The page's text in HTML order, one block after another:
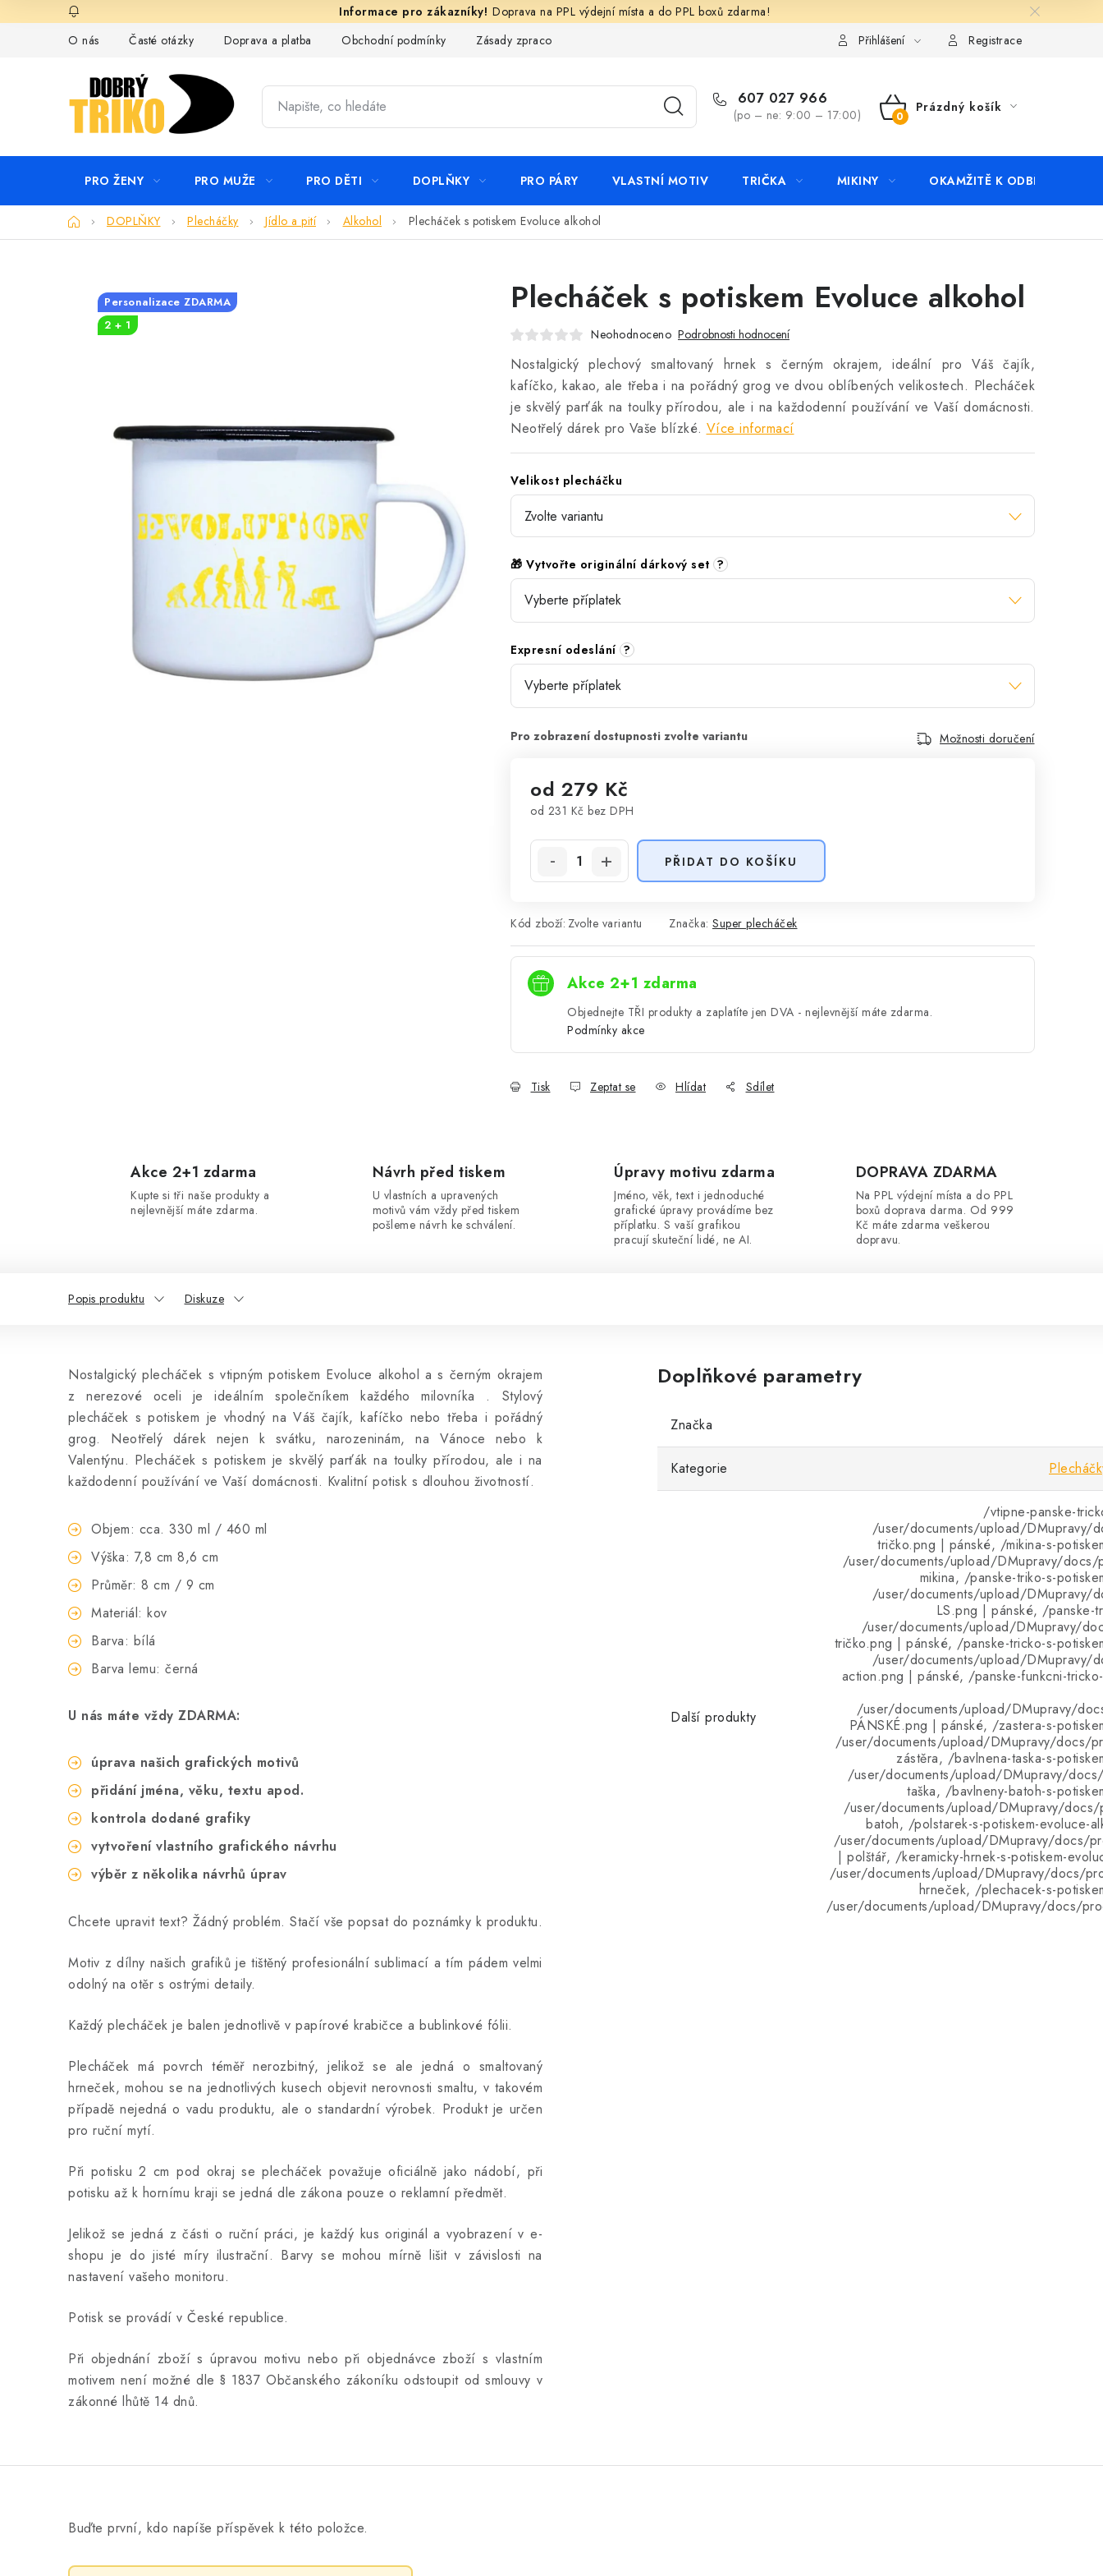
na
Doprava na PPL výdejní místa a do PPL boxů zdarma!
O nás
Časté otázky Doprava a platba Obchodní podmínky Zásady zpracování ochrany osobních údajů KontaktyPřihlášení Registrace
607 027 966
(po – ne: 9:00 – 17:00)
NÁKUPNÍ
Prázdný košík
PRO ŽENY PRO MUŽE PRO DĚTI DOPLŇKY PRO PÁRY VLASTNÍ MOTIV TRIČKA MIKINY OKAMŽITĚ K ODBĚRU
DomůDOPLŇKY Plecháčky Jídlo a pití Alkohol Plecháček s potiskem Evoluce alkohol
Plecháček s potiskem Evoluce alkohol
Neohodnoceno Podrobnosti hodnocení
Nostalgický plechový smaltovaný hrnek s černým okrajem, ideální pro Váš čajík,
kafíčko, kakao, ale třeba i na pořádný grog ve dvou oblíbených velikostech. Plecháček
je skvělý parťák na toulky přírodou, ale i na každodenní používání ve Vaší domácnosti.
Neotřelý dárek pro Vaše blízké. Více informací
Velikost plecháčku
🎁 Vytvořte originální dárkový set ?
Expresní odeslání ?
Možnosti doručení
od 279 Kč
od 231 Kč bez DPH
PŘIDAT DO KOŠÍKU
Kód zboží: Zvolte variantu Značka: Super plecháček
Akce 2+1 zdarma
Objednejte TŘI produkty a zaplatíte jen DVA - nejlevnější máte zdarma.
Podmínky akce
Tisk Zeptat se Hlídat Sdílet
Personalizace ZDARMA
2 + 1
Akce 2+1 zdarma
Kupte si tři naše produkty a
nejlevnější máte zdarma.
Návrh před tiskem
U vlastních a upravených
motivů vám vždy před tiskem
pošleme návrh ke schválení.
Úpravy motivu zdarma
Jméno, věk, text i jednoduché
grafické úpravy provádíme bez
příplatku. S vaší grafikou
pracují skuteční lidé, ne AI.
DOPRAVA ZDARMA
Na PPL výdejní místa a do PPL
boxů doprava darma. Od 999
Kč máte zdarma veškerou
dopravu.
Popis produktu Diskuze
Nostalgický plecháček s vtipným potiskem Evoluce alkohol a s černým okrajem
z nerezové oceli je ideálním společníkem každého milovníka . Stylový
plecháček s potiskem je vhodný na Váš čajík, kafíčko nebo třeba i pořádný
grog. Neotřelý dárek nejen k svátku, narozeninám, na Vánoce nebo k
Valentýnu. Plecháček s potiskem je skvělý parťák na toulky přírodou, ale i na
každodenní používání ve Vaší domácnosti. Kvalitní potisk s dlouhou životností.
Objem: cca. 330 ml / 460 ml
Výška: 7,8 cm 8,6 cm
Průměr: 8 cm / 9 cm
Materiál: kov
Barva: bílá
Barva lemu: černá
U nás máte vždy ZDARMA:
úprava našich grafických motivů
přidání jména, věku, textu apod.
kontrola dodané grafiky
vytvoření vlastního grafického návrhu
výběr z několika návrhů úprav
Chcete upravit text? Žádný problém. Stačí vše popsat do poznámky k produktu.
Motiv z dílny našich grafiků je tištěný profesionální sublimací a tím pádem velmi
odolný na otěr s ostrými detaily.
Každý plecháček je balen jednotlivě v papírové krabičce a bublinkové fólii.
Plecháček má povrch téměř nerozbitný, jelikož se ale jedná o smaltovaný
hrneček, mohou se na jednotlivých kusech objevit nerovnosti smaltu, v takovém
případě nejedná o vadu produktu, ale o standardní výrobek. Produkt je určen
pro ruční mytí.
Při potisku 2 cm pod okraj se plecháček považuje oficiálně jako nádobí, při
potisku až k hornímu kraji se jedná dle zákona pouze o reklamní předmět.
Jelikož se jedná z části o ruční práci, je každý kus originál a vyobrazení v e-
shopu je do jisté míry ilustrační. Barvy se mohou mírně lišit v závislosti na
nastavení vašeho monitoru.
Potisk se provádí v České republice.
Při objednání zboží s úpravou motivu nebo při objednávce zboží s vlastním
motivem není možné dle § 1837 Občanského zákoníku odstoupit od smlouvy v
zákonné lhůtě 14 dnů.
Doplňkové parametry
Značka
Kategorie
Další produkty
/vtipne-panske-
/user/documents/upload/DMupravy/
tričko.png | pánské, /mikina-s-
/user/documents/upload/DMupravy/docs/
mikina, /panske-triko-s-
/user/documents/upload/DMupravy/
LS.png | pánské, /panske-
/user/documents/upload/DMupravy/
tričko.png | pánské, /panske-tricko-s-
/user/documents/upload/DMupravy/
action.png | pánské, /panske-funkcni-
/user/documents/upload/DMupravy/
PÁNSKÉ.png | pánské, /zastera-s-
/user/documents/upload/DMupravy/docs/
zástěra, /bavlnena-taska-s-
/user/documents/upload/DMupravy/
taška, /bavlneny-batoh-s-
/user/documents/upload/DMupravy/
batoh, /polstarek-s-potiskem-evoluce-
/user/documents/upload/DMupravy/docs/
| polštář, /keramicky-hrnek-s-potiskem-
/user/documents/upload/DMupravy/docs/
hrneček, /plechacek-s-
/user/documents/upload/DMupravy/docs/
Buďte první, kdo napíše příspěvek k této položce.